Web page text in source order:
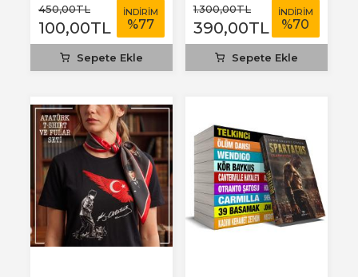
450,00TL
100,00TL
İNDİRİM
%77
Sepete Ekle
1.300,00TL
390,00TL
İNDİRİM
%70
Sepete Ekle